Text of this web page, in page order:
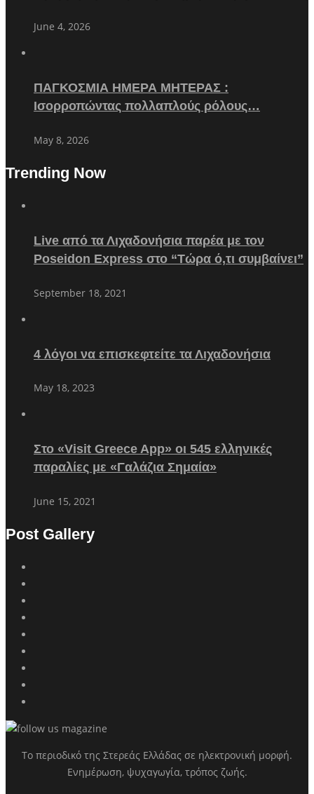
June 4, 2026
ΠΑΓΚΟΣΜΙΑ ΗΜΕΡΑ ΜΗΤΕΡΑΣ :
Ισορροπώντας πολλαπλούς ρόλους…
May 8, 2026
Trending Now
Live από τα Λιχαδονήσια παρέα με τον
Poseidon Express στο “Τώρα ό,τι συμβαίνει”
September 18, 2021
4 λόγοι να επισκεφτείτε τα Λιχαδονήσια
May 18, 2023
Στο «Visit Greece App» οι 545 ελληνικές
παραλίες με «Γαλάζια Σημαία»
June 15, 2021
Post Gallery
Το περιοδικό της Στερεάς Ελλάδας σε ηλεκτρονική μορφή.
Ενημέρωση, ψυχαγωγία, τρόπος ζωής.